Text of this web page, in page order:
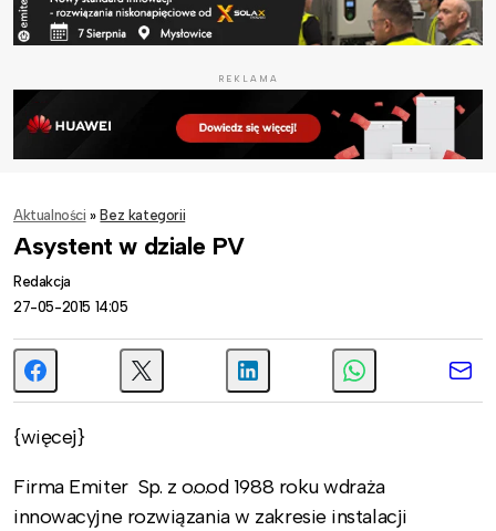
REKLAMA
Aktualności » Bez kategorii
Asystent w dziale PV
Redakcja
27-05-2015 14:05
{więcej}
Firma Emiter Sp. z o.o.od 1988 roku wdraża
innowacyjne rozwiązania w zakresie instalacji